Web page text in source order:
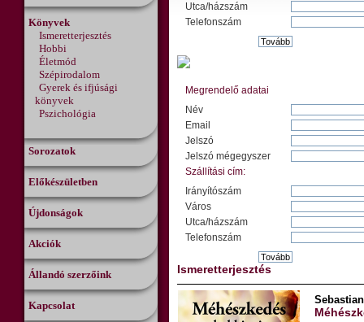
Könyvek
Ismeretterjesztés
Hobbi
Életmód
Szépirodalom
Gyerek és ifjúsági
könyvek
Pszichológia
Sorozatok
Előkészületben
Újdonságok
Akciók
Állandó szerzőink
Kapcsolat
Utca/házszám
Telefonszám
Megrendelő adatai
Név
Email
Jelszó
Jelszó mégegyszer
Szállítási cím:
Irányítószám
Város
Utca/házszám
Telefonszám
Ismeretterjesztés